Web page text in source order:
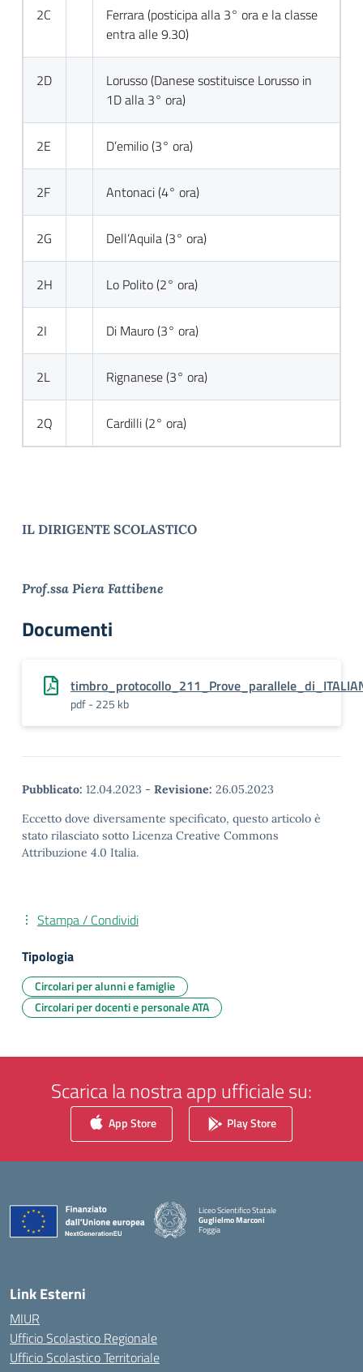
2C
Ferrara (posticipa alla 3° ora e la classe
entra alle 9.30)
2D
Lorusso (Danese sostituisce Lorusso in
1D alla 3° ora)
2E D’emilio (3° ora)
2F Antonaci (4° ora)
2G Dell’Aquila (3° ora)
2H Lo Polito (2° ora)
2I Di Mauro (3° ora)
2L Rignanese (3° ora)
2Q Cardilli (2° ora)
IL DIRIGENTE SCOLASTICO
Prof.ssa Piera Fattibene
Documenti
pdf - 225 kb
Pubblicato: 12.04.2023 - Revisione: 26.05.2023
Eccetto dove diversamente specificato, questo articolo è
stato rilasciato sotto Licenza Creative Commons
Attribuzione 4.0 Italia.
Stampa / Condividi
Tipologia
Circolari per alunni e famiglie
Circolari per docenti e personale ATA
Scarica la nostra app ufficiale su:
App Store Play Store
Liceo Scientifico Statale
Guglielmo Marconi
Foggia
— Visita la pagina iniziale della scuola
Link Esterni
MIUR
Ufficio Scolastico Regionale
Ufficio Scolastico Territoriale